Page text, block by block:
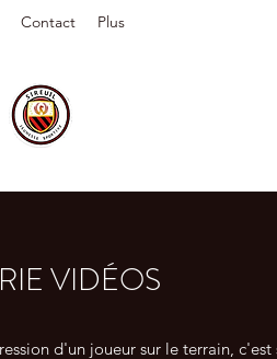
Contact Plus
VIDÉOS
d'un joueur sur le terrain,